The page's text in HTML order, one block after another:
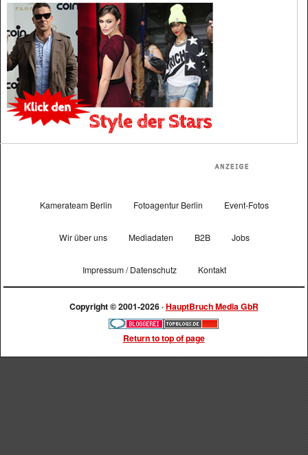
Kamerateam Berlin Fotoagentur Berlin Event-Fotos
Wir über uns Mediadaten B2B Jobs
Impressum / Datenschutz Kontakt
Copyright © 2001-2026 ·HauptBruch Media GbR
Return to top of page